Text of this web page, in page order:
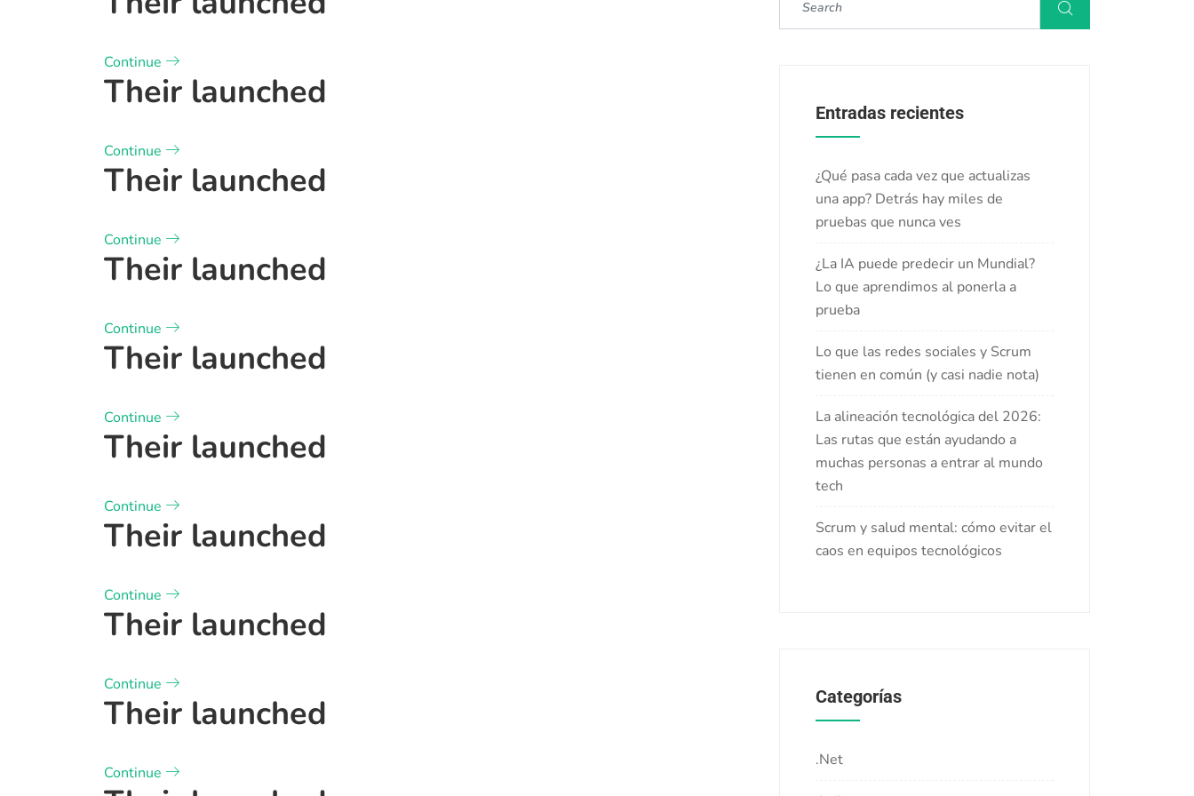
Continue
Their launched
Continue
Their launched
Continue
Their launched
Continue
Their launched
Continue
Their launched
Continue
Their launched
Continue
Their launched
Continue
Their launched
Continue
Entradas recientes
¿Qué pasa cada vez que actualizas
una app? Detrás hay miles de
pruebas que nunca ves
¿La IA puede predecir un Mundial?
Lo que aprendimos al ponerla a
prueba
Lo que las redes sociales y Scrum
tienen en común (y casi nadie nota)
La alineación tecnológica del 2026:
Las rutas que están ayudando a
muchas personas a entrar al mundo
tech
Scrum y salud mental: cómo evitar el
caos en equipos tecnológicos
Categorías
.Net